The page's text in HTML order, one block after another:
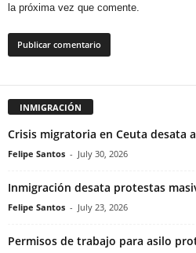
la próxima vez que comente.
INMIGRACIÓN
Crisis migratoria en Ceuta desata
Felipe Santos - July 30, 2026
Inmigración desata protestas
Felipe Santos - July 23, 2026
Permisos de trabajo para asilo